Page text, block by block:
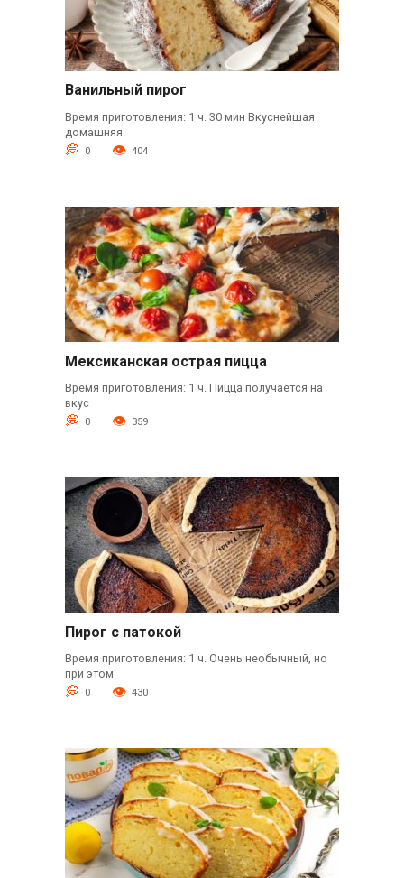
Ванильный пирог
Время приготовления: 1 ч. 30 мин Вкуснейшая
домашняя
0 404
Мексиканская острая пицца
Время приготовления: 1 ч. Пицца получается на
вкус
0 359
Пирог с патокой
Время приготовления: 1 ч. Очень необычный, но
при этом
0 430